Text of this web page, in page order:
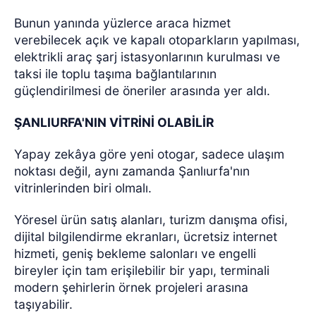
Bunun yanında yüzlerce araca hizmet
verebilecek açık ve kapalı otoparkların yapılması,
elektrikli araç şarj istasyonlarının kurulması ve
taksi ile toplu taşıma bağlantılarının
güçlendirilmesi de öneriler arasında yer aldı.
ŞANLIURFA'NIN VİTRİNİ OLABİLİR
Yapay zekâya göre yeni otogar, sadece ulaşım
noktası değil, aynı zamanda Şanlıurfa'nın
vitrinlerinden biri olmalı.
Yöresel ürün satış alanları, turizm danışma ofisi,
dijital bilgilendirme ekranları, ücretsiz internet
hizmeti, geniş bekleme salonları ve engelli
bireyler için tam erişilebilir bir yapı, terminali
modern şehirlerin örnek projeleri arasına
taşıyabilir.